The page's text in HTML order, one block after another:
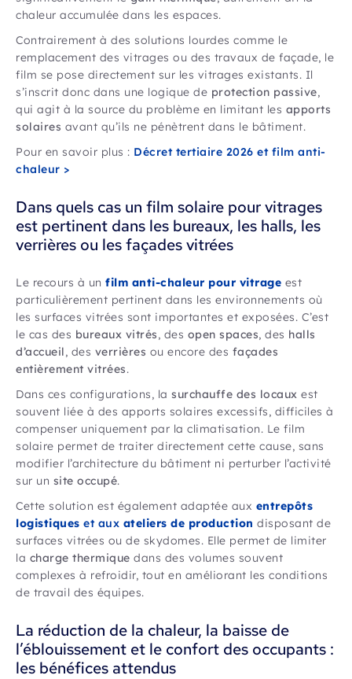
chaleur accumulée dans les espaces.
Contrairement à des solutions lourdes comme le
remplacement des vitrages ou des travaux de façade, le
film se pose directement sur les vitrages existants. Il
s’inscrit donc dans une logique de protection passive,
qui agit à la source du problème en limitant les apports
solaires avant qu’ils ne pénètrent dans le bâtiment.
Pour en savoir plus : Décret tertiaire 2026 et film anti-
chaleur >
Dans quels cas un film solaire pour vitrages
est pertinent dans les bureaux, les halls, les
verrières ou les façades vitrées
Le recours à un film anti-chaleur pour vitrage est
particulièrement pertinent dans les environnements où
les surfaces vitrées sont importantes et exposées. C’est
le cas des bureaux vitrés, des open spaces, des halls
d’accueil, des verrières ou encore des façades
entièrement vitrées.
Dans ces configurations, la surchauffe des locaux est
souvent liée à des apports solaires excessifs, difficiles à
compenser uniquement par la climatisation. Le film
solaire permet de traiter directement cette cause, sans
modifier l’architecture du bâtiment ni perturber l’activité
sur un site occupé.
Cette solution est également adaptée aux entrepôts
logistiques et aux ateliers de production disposant de
surfaces vitrées ou de skydomes. Elle permet de limiter
la charge thermique dans des volumes souvent
complexes à refroidir, tout en améliorant les conditions
de travail des équipes.
La réduction de la chaleur, la baisse de
l’éblouissement et le confort des occupants :
les bénéfices attendus